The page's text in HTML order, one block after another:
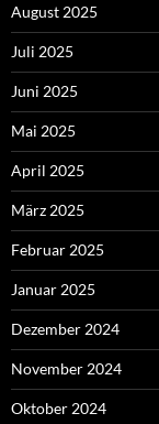
August 2025
Juli 2025
Juni 2025
Mai 2025
April 2025
März 2025
Februar 2025
Januar 2025
Dezember 2024
November 2024
Oktober 2024